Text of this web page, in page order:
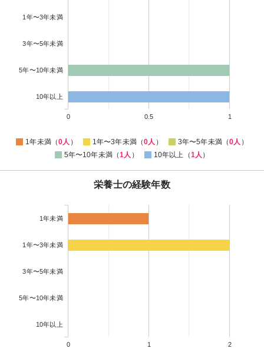
1年〜3年未満
3年〜5年未満
5年〜10年未満
10年以上
0 0.5 1
1年未満（0人 ） 1年〜3年未満（0人 ） 3年〜5年未満（0人 ）
5年〜10年未満（1人 ） 10年以上（1人 ）
栄養士の経験年数
1年未満
1年〜3年未満
3年〜5年未満
5年〜10年未満
10年以上
0 1 2